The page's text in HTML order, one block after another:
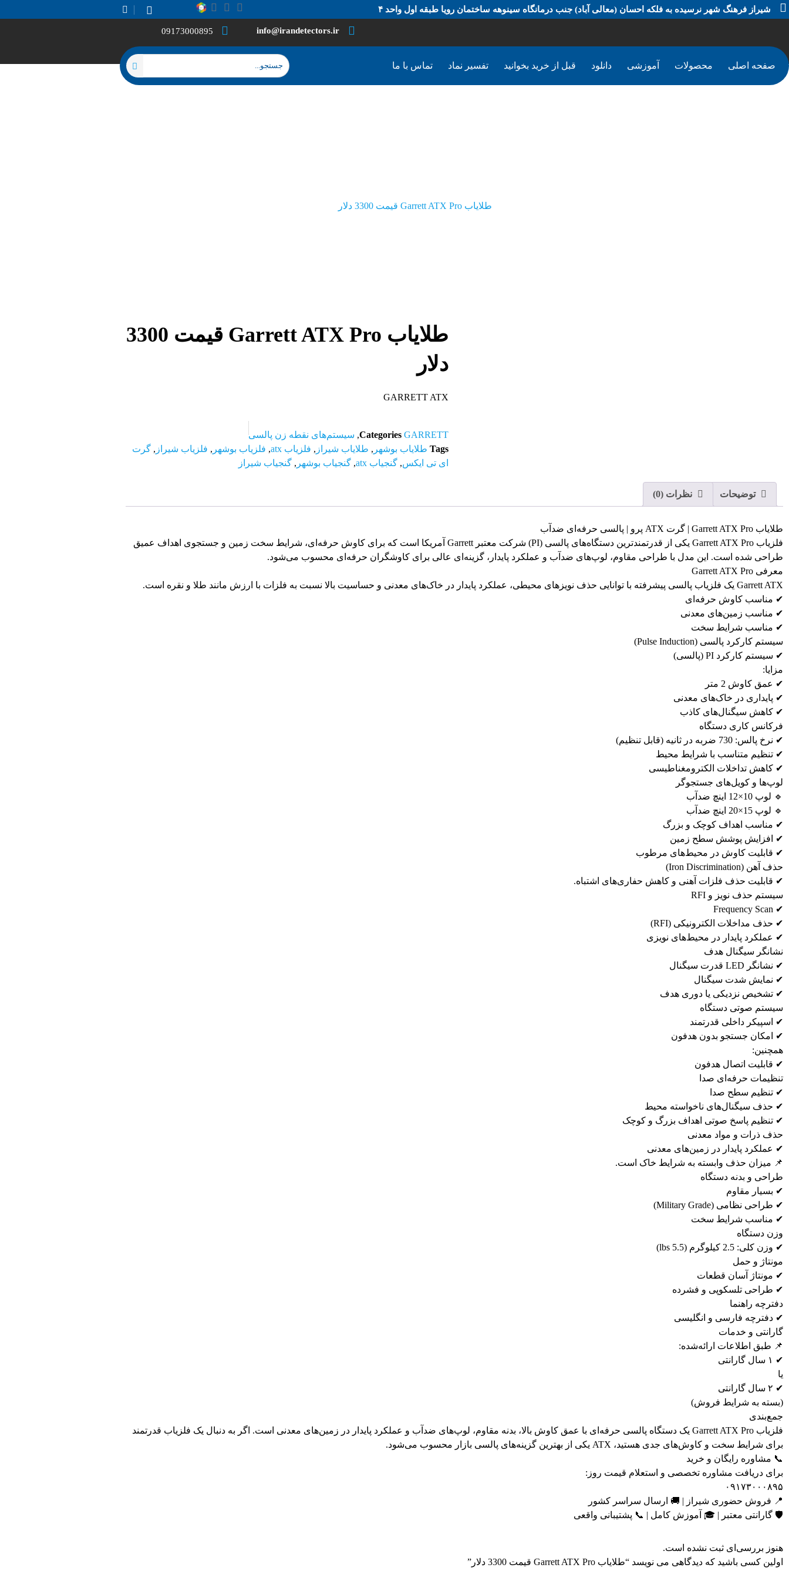
شیراز فرهنگ شهر نرسیده به فلکه احسان (معالی آباد) جنب درمانگاه سینوهه ساختمان رویا طبقه اول واحد ۴
info@irandetectors.ir
09173000895
صفحه اصلی محصولات آموزشی دانلود قبل از خرید بخوانید تفسیر نماد تماس با ما
طلایاب Garrett ATX Pro قیمت 3300 دلار
طلایاب Garrett ATX Pro قیمت 3300
دلار
GARRETT ATX
Categories GARRETT
, سیستم‌های نقطه زن پالسی
Tags طلایاب بوشهر , طلایاب شیراز , فلزیاب atx , فلزیاب بوشهر , فلزیاب شیراز , گرت
ای تی ایکس, گنجیاب atx , گنجیاب بوشهر , گنجیاب شیراز
توضیحات نظرات (0)
طلایاب Garrett ATX Pro | گرت ATX پرو | پالسی حرفه‌ای ضدآب
فلزیاب Garrett ATX Pro یکی از قدرتمندترین دستگاه‌های پالسی (PI) شرکت معتبر Garrett آمریکا است که برای کاوش حرفه‌ای، شرایط سخت زمین و جستجوی اهداف عمیق
طراحی شده است. این مدل با طراحی مقاوم، لوپ‌های ضدآب و عملکرد پایدار، گزینه‌ای عالی برای کاوشگران حرفه‌ای محسوب می‌شود.
معرفی Garrett ATX Pro
Garrett ATX یک فلزیاب پالسی پیشرفته با توانایی حذف نویزهای محیطی، عملکرد پایدار در خاک‌های معدنی و حساسیت بالا نسبت به فلزات با ارزش مانند طلا و نقره است.
✔ مناسب کاوش حرفه‌ای
✔ مناسب زمین‌های معدنی
✔ مناسب شرایط سخت
سیستم کارکرد پالسی (Pulse Induction)
✔ سیستم کارکرد PI (پالسی)
مزایا:
✔ عمق کاوش 2 متر
✔ پایداری در خاک‌های معدنی
✔ کاهش سیگنال‌های کاذب
فرکانس کاری دستگاه
✔ نرخ پالس: 730 ضربه در ثانیه (قابل تنظیم)
✔ تنظیم متناسب با شرایط محیط
✔ کاهش تداخلات الکترومغناطیسی
لوپ‌ها و کویل‌های جستجوگر
🔹 لوپ 10×12 اینچ ضدآب
🔹 لوپ 15×20 اینچ ضدآب
✔ مناسب اهداف کوچک و بزرگ
✔ افزایش پوشش سطح زمین
✔ قابلیت کاوش در محیط‌های مرطوب
حذف آهن (Iron Discrimination)
✔ قابلیت حذف فلزات آهنی و کاهش حفاری‌های اشتباه.
سیستم حذف نویز و RFI
✔ Frequency Scan
✔ حذف مداخلات الکترونیکی (RFI)
✔ عملکرد پایدار در محیط‌های نویزی
نشانگر سیگنال هدف
✔ نشانگر LED قدرت سیگنال
✔ نمایش شدت سیگنال
✔ تشخیص نزدیکی یا دوری هدف
سیستم صوتی دستگاه
✔ اسپیکر داخلی قدرتمند
✔ امکان جستجو بدون هدفون
همچنین:
✔ قابلیت اتصال هدفون
تنظیمات حرفه‌ای صدا
✔ تنظیم سطح صدا
✔ حذف سیگنال‌های ناخواسته محیط
✔ تنظیم پاسخ صوتی اهداف بزرگ و کوچک
حذف ذرات و مواد معدنی
✔ عملکرد پایدار در زمین‌های معدنی
📌 میزان حذف وابسته به شرایط خاک است.
طراحی و بدنه دستگاه
✔ بسیار مقاوم
✔ طراحی نظامی (Military Grade)
✔ مناسب شرایط سخت
وزن دستگاه
✔ وزن کلی: 2.5 کیلوگرم (5.5 lbs)
مونتاژ و حمل
✔ مونتاژ آسان قطعات
✔ طراحی تلسکوپی و فشرده
دفترچه راهنما
✔ دفترچه فارسی و انگلیسی
گارانتی و خدمات
📌 طبق اطلاعات ارائه‌شده:
✔ ۱ سال گارانتی
یا
✔ ۲ سال گارانتی
(بسته به شرایط فروش)
جمع‌بندی
فلزیاب Garrett ATX Pro یک دستگاه پالسی حرفه‌ای با عمق کاوش بالا، بدنه مقاوم، لوپ‌های ضدآب و عملکرد پایدار در زمین‌های معدنی است. اگر به دنبال یک فلزیاب قدرتمند
برای شرایط سخت و کاوش‌های جدی هستید، ATX یکی از بهترین گزینه‌های پالسی بازار محسوب می‌شود.
📞 مشاوره رایگان و خرید
برای دریافت مشاوره تخصصی و استعلام قیمت روز:
۰۹۱۷۳۰۰۰۸۹۵
📍 فروش حضوری شیراز | 🚚 ارسال سراسر کشور
🛡️ گارانتی معتبر | 🎓 آموزش کامل | 📞 پشتیبانی واقعی
هنوز بررسی‌ای ثبت نشده است.
اولین کسی باشید که دیدگاهی می نویسد “طلایاب Garrett ATX Pro قیمت 3300 دلار”